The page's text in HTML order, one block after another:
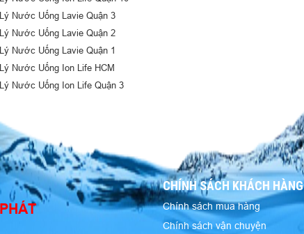
Nước Uống Lavie Quận 3
Nước Uống Lavie Quận 2
Nước Uống Lavie Quận 1
Nước Uống Ion Life HCM
Nước Uống Ion Life Quận 3
CHÍNH SÁCH KHÁCH HÀNG
Chính sách mua hàng
Chính sách vận chuyện